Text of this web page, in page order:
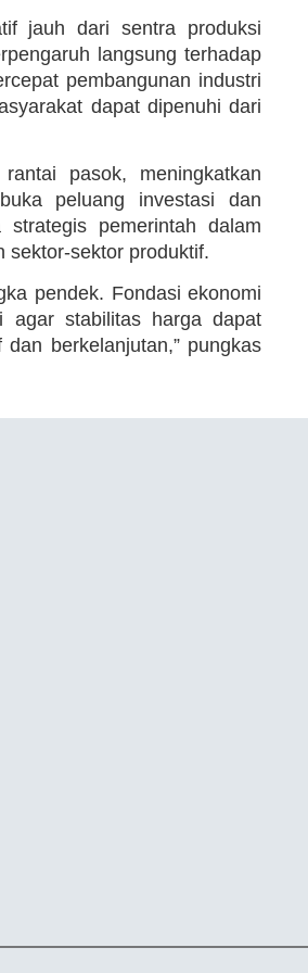
jauh dari sentra produksi
langsung terhadap
pembangunan industri
dapat dipenuhi dari
pasok, meningkatkan
peluang investasi dan
pemerintah dalam
sektor-sektor produktif.
pendek. Fondasi ekonomi
agar stabilitas harga dapat
berkelanjutan,” pungkas